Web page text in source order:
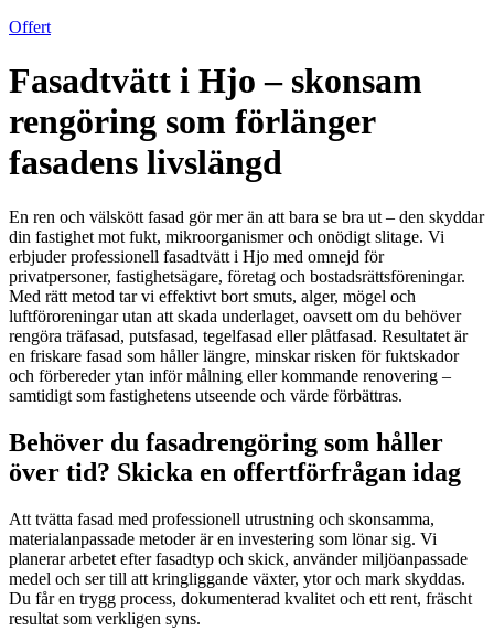
Offert
Fasadtvätt i Hjo – skonsam
rengöring som förlänger
fasadens livslängd
En ren och välskött fasad gör mer än att bara se bra ut – den skyddar
din fastighet mot fukt, mikroorganismer och onödigt slitage. Vi
erbjuder professionell fasadtvätt i Hjo med omnejd för
privatpersoner, fastighetsägare, företag och bostadsrättsföreningar.
Med rätt metod tar vi effektivt bort smuts, alger, mögel och
luftföroreningar utan att skada underlaget, oavsett om du behöver
rengöra träfasad, putsfasad, tegelfasad eller plåtfasad. Resultatet är
en friskare fasad som håller längre, minskar risken för fuktskador
och förbereder ytan inför målning eller kommande renovering –
samtidigt som fastighetens utseende och värde förbättras.
Behöver du fasadrengöring som håller
över tid? Skicka en offertförfrågan idag
Att tvätta fasad med professionell utrustning och skonsamma,
materialanpassade metoder är en investering som lönar sig. Vi
planerar arbetet efter fasadtyp och skick, använder miljöanpassade
medel och ser till att kringliggande växter, ytor och mark skyddas.
Du får en trygg process, dokumenterad kvalitet och ett rent, fräscht
resultat som verkligen syns.